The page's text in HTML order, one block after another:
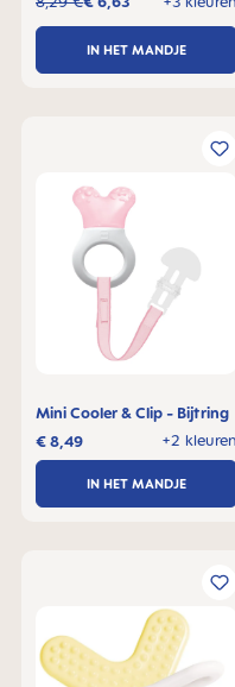
IN HET MANDJE
Mini Cooler & Clip - Bijtring
+2 kleuren
€ 8,49
IN HET MANDJE